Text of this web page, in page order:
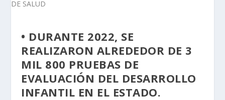
• DURANTE 2022, SE
REALIZARON ALREDEDOR DE 3
MIL 800 PRUEBAS DE
EVALUACIÓN DEL DESARROLLO
INFANTIL EN EL ESTADO.